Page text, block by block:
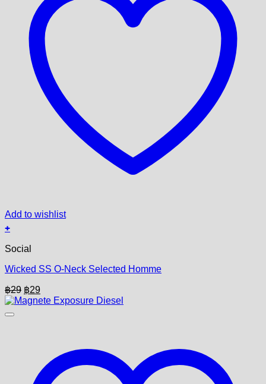
Add to wishlist
+
Social
Wicked SS O-Neck Selected Homme
฿29 Original
price
฿29Current
price